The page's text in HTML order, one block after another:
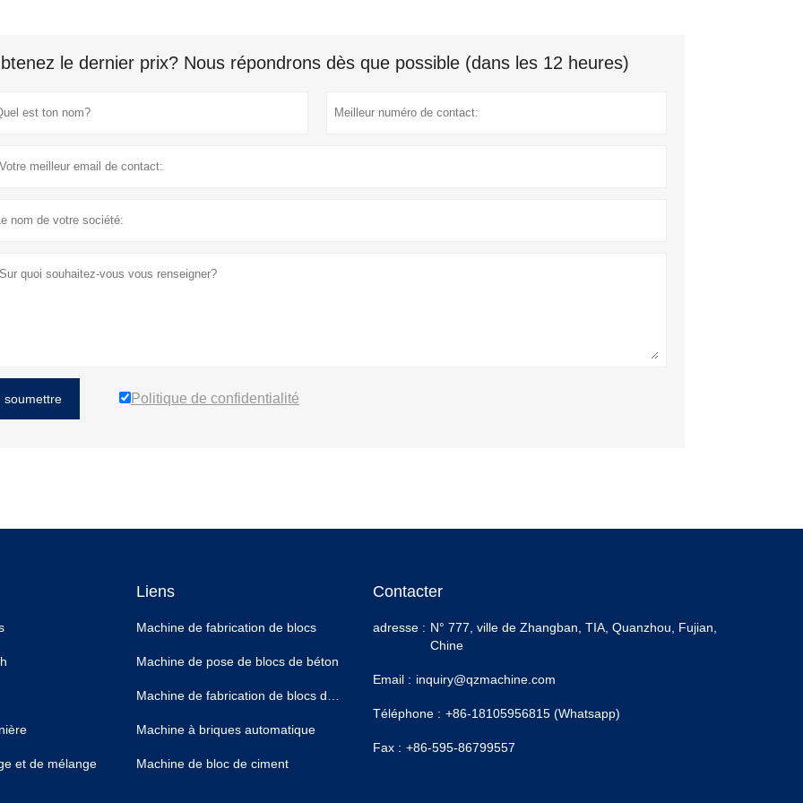
le dernier prix? Nous répondrons dès que possible (dans les 12 heures)
soumettre Politique de confidentialité
et de mélange
Liens
Machine de fabrication de blocs
Machine de pose de blocs de béton
Machine à briques automatique
Machine de bloc de ciment
Contacter
adresse : N° 777, ville de Zhangban, TIA, Quanzhou, Fujian,
Chine
Email : inquiry@qzmachine.com
Téléphone : +86-18105956815 (Whatsapp)
Fax : +86-595-86799557